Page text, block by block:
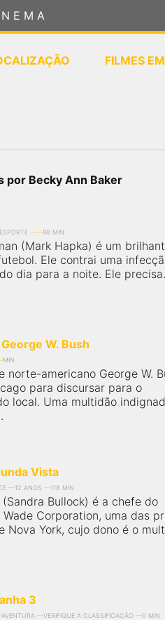
FILMES
por Becky Ann Baker
ESPORTE 98 MIN
(Mark Hapka) é um
Ele contrai uma
dia para a noite. Ele
W. Bush
MIN
norte-americano George W.
para discursar para o
local. Uma multidão
Vista
12 ANOS 118 MIN
(Sandra Bullock) é a chefe do
Wade Corporation, uma das
Nova York, cujo dono é o
3
AVENTURA VERIFIQUE A CLASSIFICAÇÃO 0 MIN